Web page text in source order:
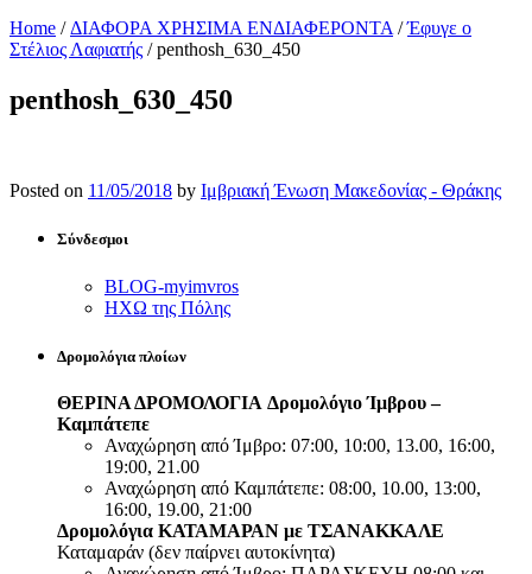
Home / ΔΙΑΦΟΡΑ ΧΡΗΣΙΜΑ ΕΝΔΙΑΦΕΡΟΝΤΑ /Έφυγε ο
Στέλιος Λαφιατής /penthosh_630_450
penthosh_630_450
Posted on 11/05/2018 by Ιμβριακή Ένωση Μακεδονίας - Θράκης
Σύνδεσμοι
BLOG-myimvros
ΗΧΩ της Πόλης
Δρομολόγια πλοίων
ΘΕΡΙΝΑ ΔΡΟΜΟΛΟΓΙΑ Δρομολόγιο Ίμβρου –
Καμπάτεπε
Αναχώρηση από Ίμβρο: 07:00, 10:00, 13.00, 16:00,
19:00, 21.00
Αναχώρηση από Καμπάτεπε: 08:00, 10.00, 13:00,
16:00, 19.00, 21:00
Δρομολόγια ΚΑΤΑΜΑΡΑΝ με ΤΣΑΝΑΚΚΑΛΕ
Καταμαράν (δεν παίρνει αυτοκίνητα)